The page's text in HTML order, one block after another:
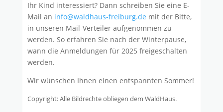
Ihr Kind interessiert? Dann schreiben Sie eine E-
Mail an info@waldhaus-freiburg.de mit der Bitte,
in unseren Mail-Verteiler aufgenommen zu
werden. So erfahren Sie nach der Winterpause,
wann die Anmeldungen für 2025 freigeschalten
werden.
Wir wünschen Ihnen einen entspannten Sommer!
Copyright: Alle Bildrechte obliegen dem WaldHaus.